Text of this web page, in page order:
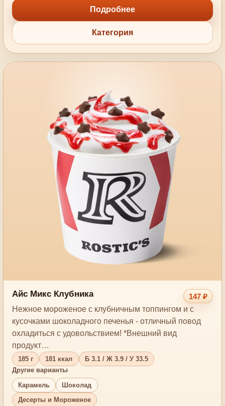
Подробнее
Категория
Айс Микс Клубника
147 ₽
Нежное мороженое с клубничным топпингом и с
кусочками шоколадного печенья - отличный повод
охладиться с удовольствием! *Внешний вид
продукт…
185 г 181 ккал
Б 3.1 / Ж 3.9 / У 33.5
Другие варианты
Карамель
Шоколад
Десерты и Мороженое